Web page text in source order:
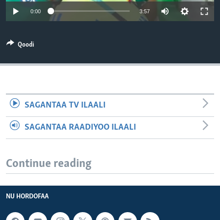
0:00 3:57
Qoodi
SAGANTAA TV ILAALI
SAGANTAA RAADIYOO ILAALI
Continue reading
NU HORDOFAA